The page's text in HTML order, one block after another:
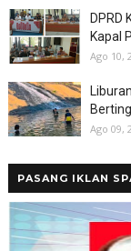
DPRD
Kapal
Ago 10,
Ago 09,
PASANG IKLAN